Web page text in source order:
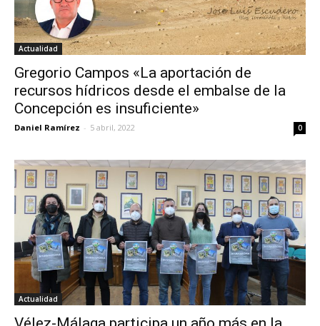
Actualidad
Gregorio Campos «La aportación de
recursos hídricos desde el embalse de la
Concepción es insuficiente»
Daniel Ramírez - 5 abril, 2022 0
Actualidad